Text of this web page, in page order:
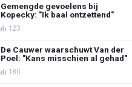
Gemengde gevoelens bij
Kopecky: "Ik baal ontzettend"
123
De Cauwer waarschuwt Van der
Poel: "Kans misschien al gehad"
180